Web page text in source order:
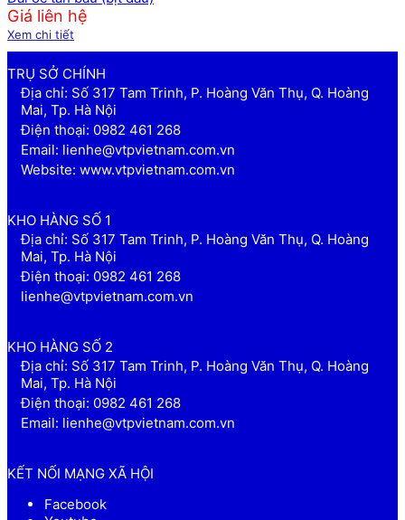
Giá liên hệ
Xem chi tiết
TRỤ SỞ CHÍNH
Địa chỉ: Số 317 Tam Trinh, P. Hoàng Văn Thụ, Q. Hoàng
Mai, Tp. Hà Nội
Điện thoại: 0982 461 268
Email: lienhe@vtpvietnam.com.vn
Website: www.vtpvietnam.com.vn
KHO HÀNG SỐ 1
Địa chỉ: Số 317 Tam Trinh, P. Hoàng Văn Thụ, Q. Hoàng
Mai, Tp. Hà Nội
Điện thoại: 0982 461 268
lienhe@vtpvietnam.com.vn
KHO HÀNG SỐ 2
Địa chỉ: Số 317 Tam Trinh, P. Hoàng Văn Thụ, Q. Hoàng
Mai, Tp. Hà Nội
Điện thoại: 0982 461 268
Email: lienhe@vtpvietnam.com.vn
KẾT NỐI MẠNG XÃ HỘI
Facebook